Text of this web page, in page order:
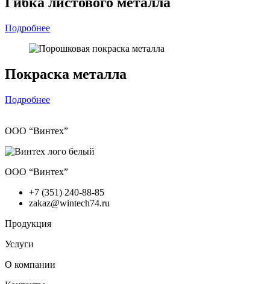
Подробнее
Покраска металла
Подробнее
ООО “Винтех”
ООО “Винтех”
+7 (351) 240-88-85
zakaz@wintech74.ru
Продукция
Услуги
О компании